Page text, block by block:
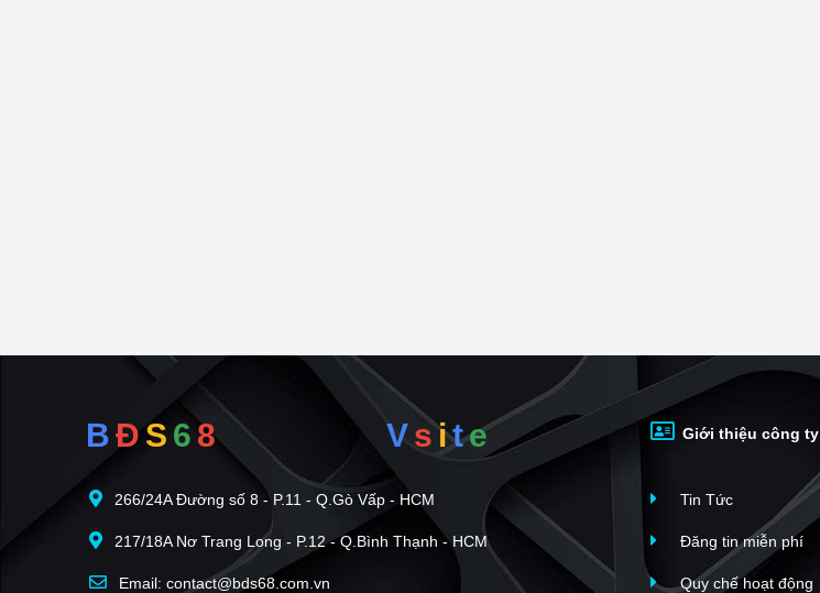
BĐ S 6 8 Vsite
266/24A Đường số 8 - P.11 - Q.Gò Vấp - HCM
217/18A Nơ Trang Long - P.12 - Q.Bình Thạnh - HCM
Email: contact@bds68.com.vn
Giới thiệu công ty
Tin Tức
Đăng tin miễn phí
Quy chế hoạt động